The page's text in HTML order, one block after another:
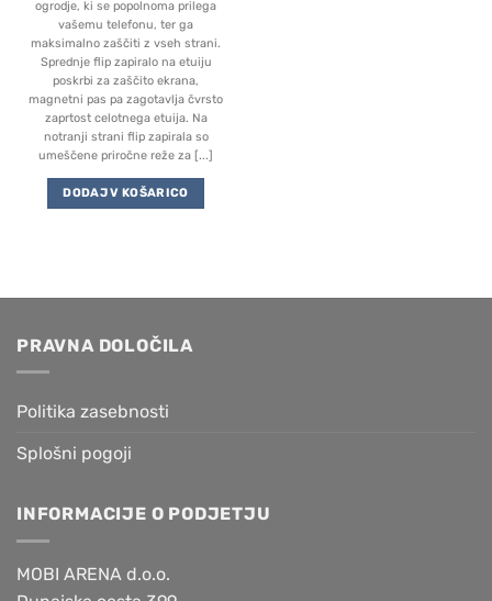
ogrodje, ki se popolnoma prilega
vašemu telefonu, ter ga
maksimalno zaščiti z vseh strani.
Sprednje flip zapiralo na etuiju
poskrbi za zaščito ekrana,
magnetni pas pa zagotavlja čvrsto
zaprtost celotnega etuija. Na
notranji strani flip zapirala so
umeščene priročne reže za [...]
DODAJ V KOŠARICO
PRAVNA DOLOČILA
Politika zasebnosti
Splošni pogoji
INFORMACIJE O PODJETJU
MOBI ARENA d.o.o.